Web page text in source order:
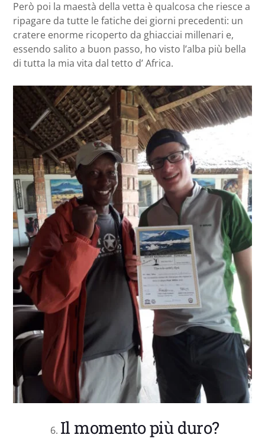
Però poi la maestà della vetta è qualcosa che riesce a
ripagare da tutte le fatiche dei giorni precedenti: un
cratere enorme ricoperto da ghiacciai millenari e,
essendo salito a buon passo, ho visto l’alba più bella
di tutta la mia vita dal tetto d’ Africa.
Il momento più duro?